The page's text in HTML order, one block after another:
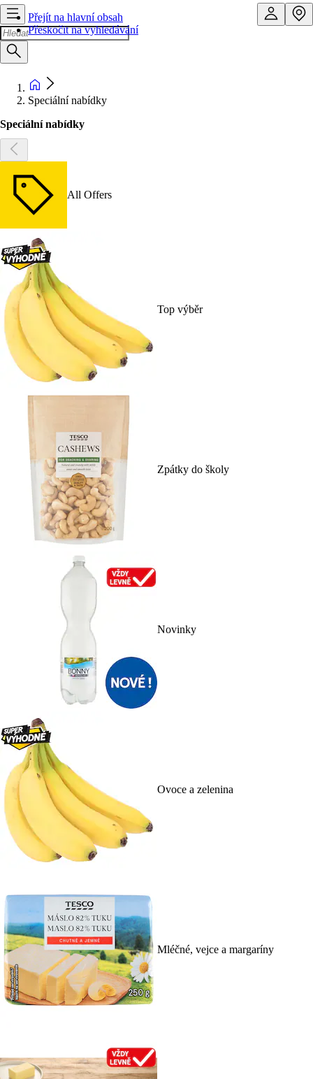
Přejít na hlavní obsah
Přeskočit na vyhledávání
Speciální nabídky
Speciální nabídky
All Offers
Top výběr
Zpátky do školy
Novinky
Ovoce a zelenina
Mléčné, vejce a margaríny